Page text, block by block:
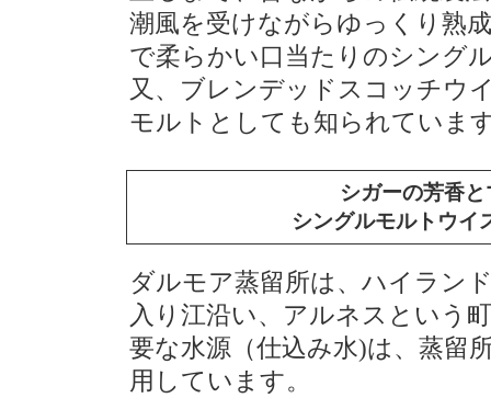
潮風を受けながらゆっくり熟
で柔らかい口当たりのシング
又、ブレンデッドスコッチウ
モルトとしても知られていま
シガーの芳香
シングルモルトウ
ダルモア蒸留所は、ハイラン
入り江沿い、アルネスという
要な水源（仕込み水)は、蒸留
用しています。